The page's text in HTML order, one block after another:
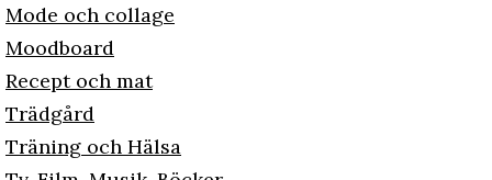
Mode och collage
Moodboard
Recept och mat
Trädgård
Träning och Hälsa